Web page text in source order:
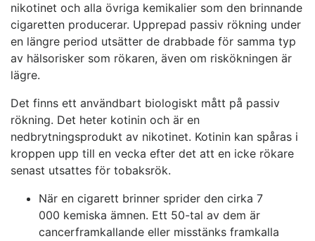
nikotinet och alla övriga kemikalier som den brinnande
cigaretten producerar. Upprepad passiv rökning under
en längre period utsätter de drabbade för samma typ
av hälsorisker som rökaren, även om riskökningen är
lägre.
Det finns ett användbart biologiskt mått på passiv
rökning. Det heter kotinin och är en
nedbrytningsprodukt av nikotinet. Kotinin kan spåras i
kroppen upp till en vecka efter det att en icke rökare
senast utsattes för tobaksrök.
När en cigarett brinner sprider den cirka 7
000 kemiska ämnen. Ett 50-tal av dem är
cancerframkallande eller misstänks framkalla